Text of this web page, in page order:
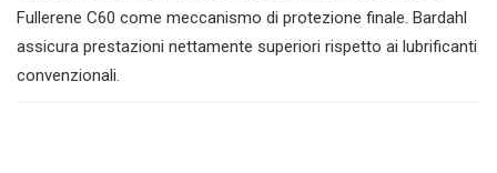
Fullerene C60 come meccanismo di protezione finale. Bardahl
assicura prestazioni nettamente superiori rispetto ai lubrificanti
convenzionali.